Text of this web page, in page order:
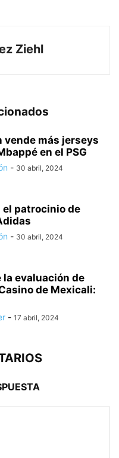
Ziehl
vende más jerseys
en el PSG
- 30 abril, 2024
el patrocinio de
- 30 abril, 2024
la evaluación de
de Mexicali:
- 17 abril, 2024